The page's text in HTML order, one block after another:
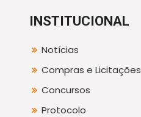
INSTITUCIONAL
Notícias
Compras e Licitações
Concursos
Protocolo